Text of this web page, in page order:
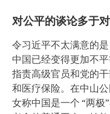
对公平的谈论多于
令习近平不太满意的
中国已经变得更加不
指责高级官员和党的
和医疗保险。在中山
女称中国是一个 “两